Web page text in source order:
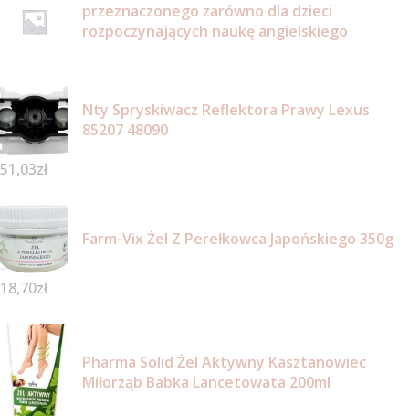
przeznaczonego zarówno dla dzieci
rozpoczynających naukę angielskiego
Nty Spryskiwacz Reflektora Prawy Lexus
85207 48090
51,03zł
Farm-Vix Żel Z Perełkowca Japońskiego 350g
18,70zł
Pharma Solid Żel Aktywny Kasztanowiec
Miłorząb Babka Lancetowata 200ml